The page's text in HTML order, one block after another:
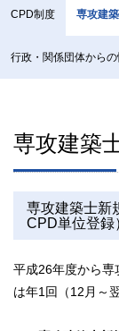
CPD制度 専攻建
行政・関係団体からの
専攻建築
専攻建築士新
CPD単位登録
平成26年度から専
は年1回（12月～